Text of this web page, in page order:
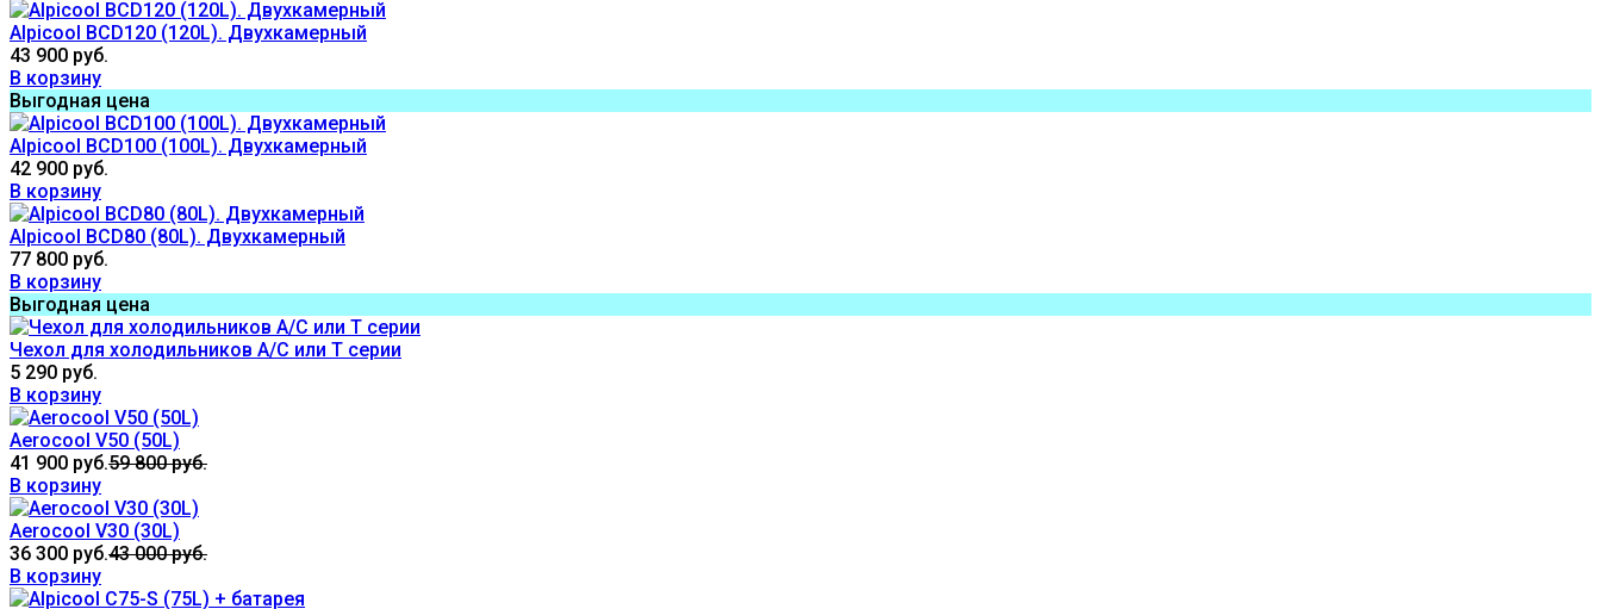
Alpicool BCD120 (120L). Двухкамерный
43 900 руб.
В корзину
Выгодная цена
Alpicool BCD100 (100L). Двухкамерный
42 900 руб.
В корзину
Alpicool BCD80 (80L). Двухкамерный
77 800 руб.
В корзину
Выгодная цена
Чехол для холодильников A/С или Т серии
5 290 руб.
В корзину
Aerocool V50 (50L)
41 900 руб.59 800 руб.
В корзину
Aerocool V30 (30L)
36 300 руб.43 000 руб.
В корзину